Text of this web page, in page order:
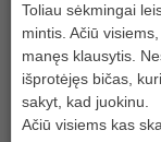
Toliau sėkmingai
mintis. Ačiū
manęs klausytis.
išprotėjęs bičas,
sakyt, kad juokinu.
Ačiū visiems kas